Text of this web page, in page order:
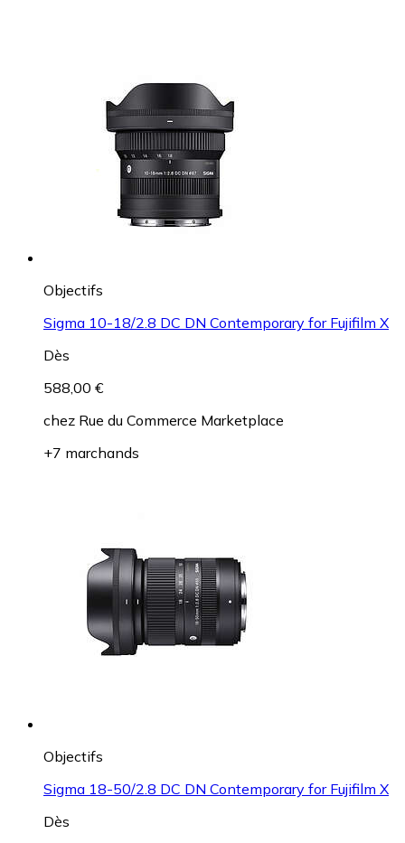
Objectifs
Sigma 10-18/2.8 DC DN Contemporary for Fujifilm X
Dès
588,00 €
chez Rue du Commerce Marketplace
+7 marchands
Objectifs
Sigma 18-50/2.8 DC DN Contemporary for Fujifilm X
Dès